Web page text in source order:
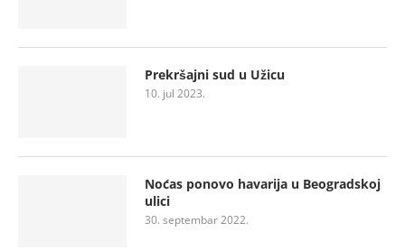
Prekršajni sud u Užicu
10. jul 2023.
Noćas ponovo havarija u Beogradskoj
ulici
30. septembar 2022.